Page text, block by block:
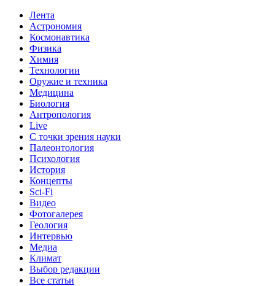
Лента
Астрономия
Космонавтика
Физика
Химия
Технологии
Оружие и техника
Медицина
Биология
Антропология
Live
С точки зрения науки
Палеонтология
Психология
История
Концепты
Sci-Fi
Видео
Фотогалерея
Геология
Интервью
Медиа
Климат
Выбор редакции
Все статьи